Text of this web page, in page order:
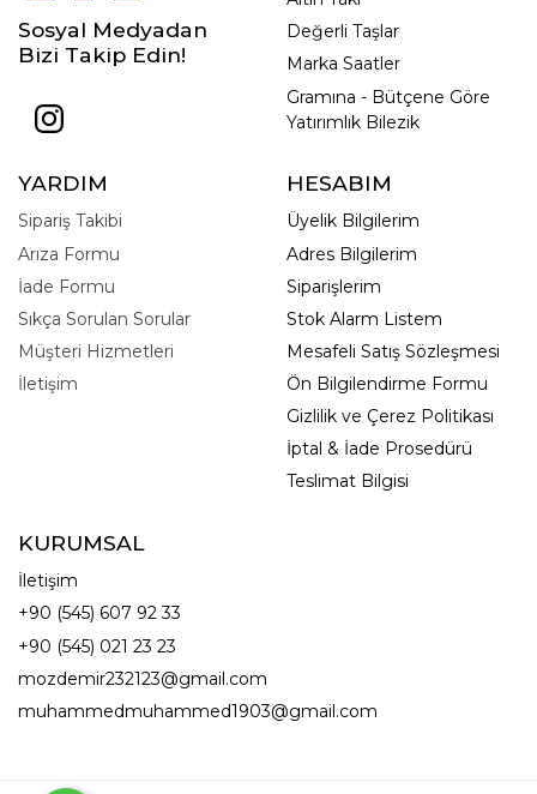
Sosyal Medyadan
Bizi Takip Edin!
Değerli Taşlar
Marka Saatler
Gramına - Bütçene Göre
Yatırımlık Bilezik
YARDIM
Sipariş Takibi
Arıza Formu
İade Formu
Sıkça Sorulan Sorular
Müşteri Hizmetleri
İletişim
HESABIM
Üyelik Bilgilerim
Adres Bilgilerim
Siparişlerim
Stok Alarm Listem
Mesafeli Satış Sözleşmesi
Ön Bilgilendirme Formu
Gizlilik ve Çerez Politikası
İptal & İade Prosedürü
Teslimat Bilgisi
KURUMSAL
İletişim
+90 (545) 607 92 33
+90 (545) 021 23 23
mozdemir232123@gmail.com
muhammedmuhammed1903@gmail.com